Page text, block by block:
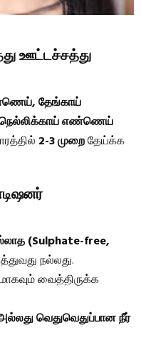
ஊட்டச்சத்து
தேங்காய்
எண்ணெய்
2-3 முறைதேய்க்க
(Sulphate-free,
நல்லது.
வைத்திருக்க
வெதுவெதுப்பான நீர்